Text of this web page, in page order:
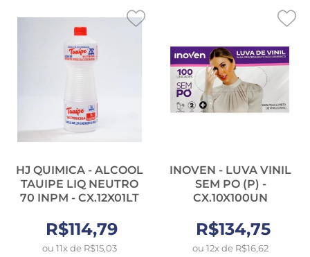
HJ QUIMICA - ALCOOL
TAUIPE LIQ NEUTRO
70 INPM - CX.12X01LT
R$114,79
ou 11x de R$15,03
INOVEN - LUVA VINIL
SEM PO (P) -
CX.10X100UN
R$134,75
ou 12x de R$16,62